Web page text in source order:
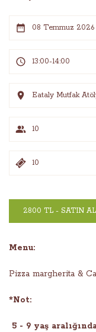
08 Temmuz 2026
13:00-14:00
Eataly Mutfak
10
10
2800 TL - SATIN AL
Menu:
Pizza margherita &
*Not:
5 - 9 yaş